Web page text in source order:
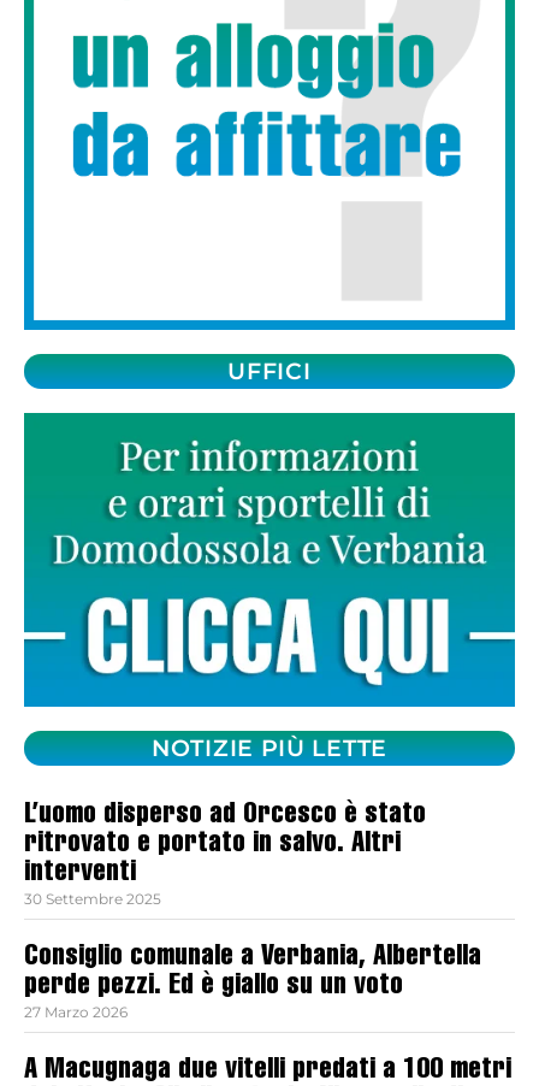
UFFICI
NOTIZIE PIÙ LETTE
L’uomo disperso ad Orcesco è stato
ritrovato e portato in salvo. Altri
interventi
30 Settembre 2025
Consiglio comunale a Verbania, Albertella
perde pezzi. Ed è giallo su un voto
27 Marzo 2026
A Macugnaga due vitelli predati a 100 metri